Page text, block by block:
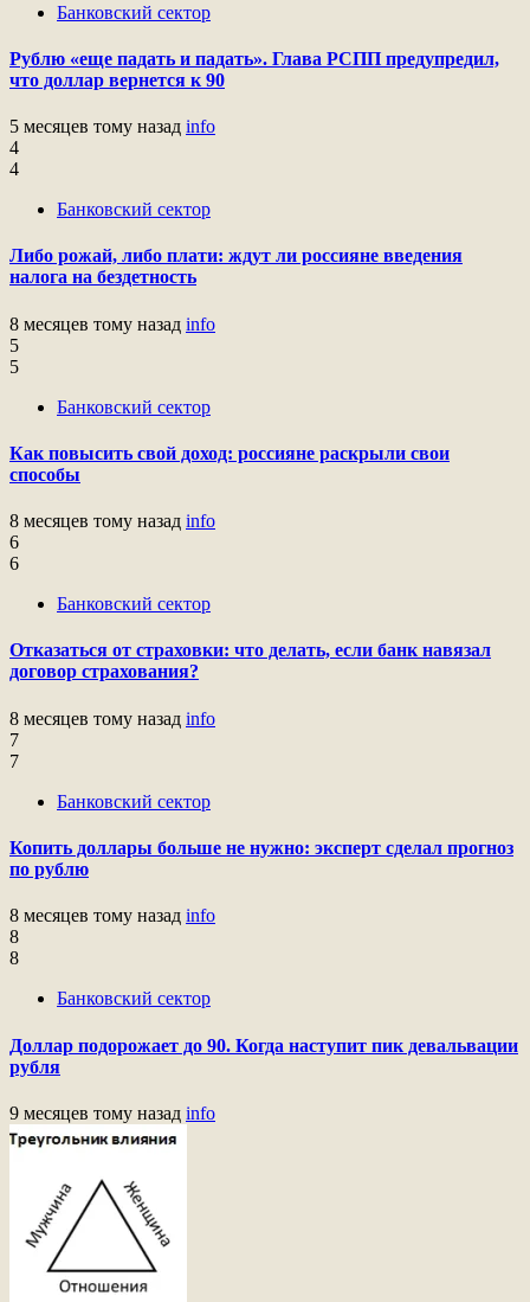
Банковский сектор
Рублю «еще падать и падать». Глава РСПП предупредил,
что доллар вернется к 90
5 месяцев тому назад info
4
4
Банковский сектор
Либо рожай, либо плати: ждут ли россияне введения
налога на бездетность
8 месяцев тому назад info
5
5
Банковский сектор
Как повысить свой доход: россияне раскрыли свои
способы
8 месяцев тому назад info
6
6
Банковский сектор
Отказаться от страховки: что делать, если банк навязал
договор страхования?
8 месяцев тому назад info
7
7
Банковский сектор
Копить доллары больше не нужно: эксперт сделал прогноз
по рублю
8 месяцев тому назад info
8
8
Банковский сектор
Доллар подорожает до 90. Когда наступит пик девальвации
рубля
9 месяцев тому назад info